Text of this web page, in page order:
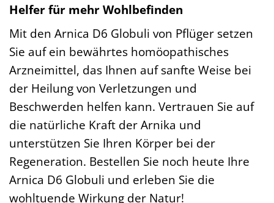
Helfer für mehr Wohlbefinden
Mit den Arnica D6 Globuli von Pflüger setzen
Sie auf ein bewährtes homöopathisches
Arzneimittel, das Ihnen auf sanfte Weise bei
der Heilung von Verletzungen und
Beschwerden helfen kann. Vertrauen Sie auf
die natürliche Kraft der Arnika und
unterstützen Sie Ihren Körper bei der
Regeneration. Bestellen Sie noch heute Ihre
Arnica D6 Globuli und erleben Sie die
wohltuende Wirkung der Natur!